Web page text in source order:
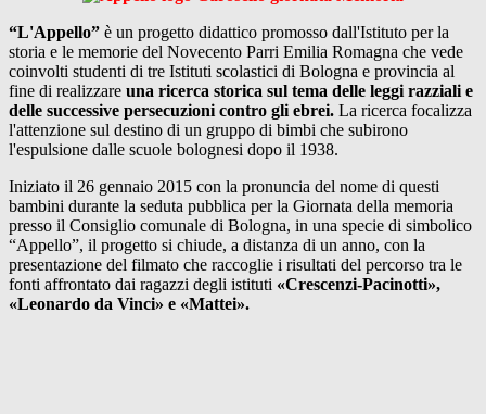
“L'Appello” è un progetto didattico promosso dall'Istituto per la
storia e le memorie del Novecento Parri Emilia Romagna che vede
coinvolti studenti di tre Istituti scolastici di Bologna e provincia al
fine di realizzare una ricerca storica sul tema delle leggi razziali e
delle successive persecuzioni contro gli ebrei. La ricerca focalizza
l'attenzione sul destino di un gruppo di bimbi che subirono
l'espulsione dalle scuole bolognesi dopo il 1938.
Iniziato il 26 gennaio 2015 con la pronuncia del nome di questi
bambini durante la seduta pubblica per la Giornata della memoria
presso il Consiglio comunale di Bologna, in una specie di simbolico
“Appello”, il progetto si chiude, a distanza di un anno, con la
presentazione del filmato che raccoglie i risultati del percorso tra le
fonti affrontato dai ragazzi degli istituti «Crescenzi-Pacinotti»,
«Leonardo da Vinci» e «Mattei».